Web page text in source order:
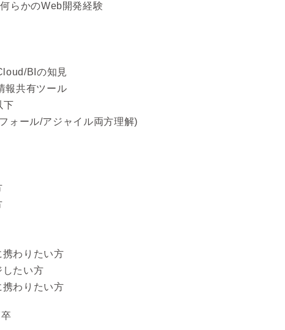
らかのWeb開発経験
BIの知見
報共有ツール
下
ォール/アジャイル両方理解)
携わりたい方
したい方
携わりたい方